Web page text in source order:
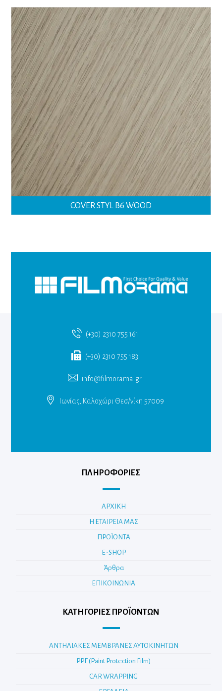
COVER STYL B6 WOOD
(+30) 2310 755 161
(+30) 2310 755 183
info@filmorama.gr
Ιωνίας, Καλοχώρι Θεσ/νίκη 57009
ΠΛΗΡΟΦΟΡΙΕΣ
ΑΡΧΙΚΗ
Η ΕΤΑΙΡΕΙΑ ΜΑΣ
ΠΡΟΪΟΝΤΑ
E-SHOP
Άρθρα
ΕΠΙΚΟΙΝΩΝΙΑ
ΚΑΤΗΓΟΡΊΕΣ ΠΡΟΪΌΝΤΩΝ
ΑΝΤΗΛΙΑΚΕΣ ΜΕΜΒΡΑΝΕΣ ΑΥΤΟΚΙΝΗΤΩΝ
PPF (Paint Protection Film)
CAR WRAPPING